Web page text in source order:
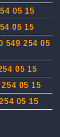
05 15
05 15
549 254 05
05 15
05 15
05 15